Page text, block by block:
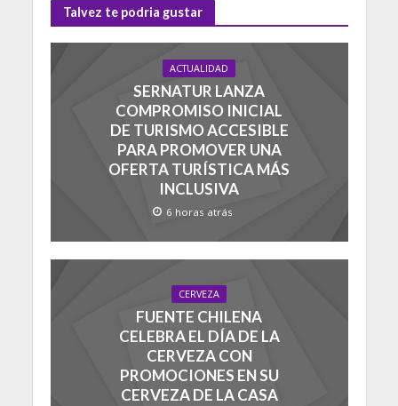
Talvez te podria gustar
ACTUALIDAD
SERNATUR LANZA
COMPROMISO INICIAL
DE TURISMO ACCESIBLE
PARA PROMOVER UNA
OFERTA TURÍSTICA MÁS
INCLUSIVA
6 horas atrás
CERVEZA
FUENTE CHILENA
CELEBRA EL DÍA DE LA
CERVEZA CON
PROMOCIONES EN SU
CERVEZA DE LA CASA